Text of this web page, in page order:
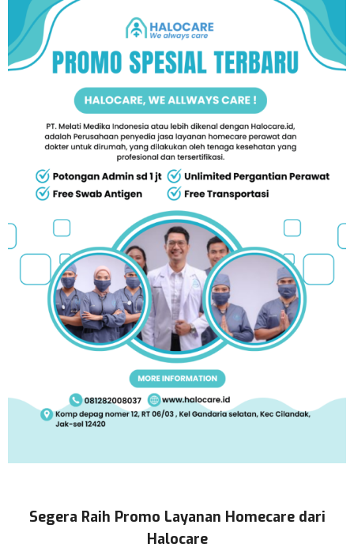
Segera Raih Promo Layanan Homecare dari
Halocare